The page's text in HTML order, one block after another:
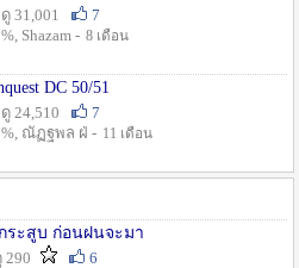
31,001
7
Shazam - 8 เดือน
DC 50/51
24,510
7
ณัฏฐพล ฝ่ - 11 เดือน
ระสูบ ก่อนฝนจะมา
290
6